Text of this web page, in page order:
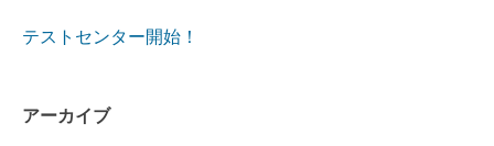
稿
テストセンター開始！
アーカイブ